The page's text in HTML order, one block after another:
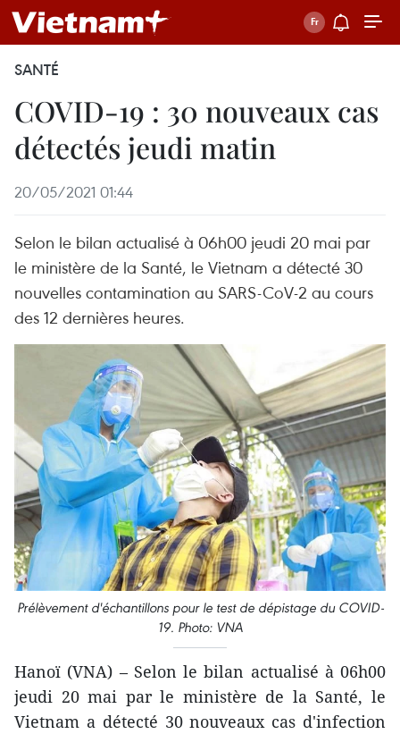
SANTÉ
COVID-19 : 30 nouveaux cas
détectés jeudi matin
20/05/2021 01:44
Selon le bilan actualisé à 06h00 jeudi 20 mai par
le ministère de la Santé, le Vietnam a détecté 30
nouvelles contamination au SARS-CoV-2 au cours
des 12 dernières heures.
Prélèvement d'échantillons pour le test de dépistage du COVID-
19. Photo: VNA
Hanoï (VNA) – Selon le bilan actualisé à 06h00
jeudi 20 mai par le ministère de la Santé, le
Vietnam a détecté 30 nouveaux cas d'infection